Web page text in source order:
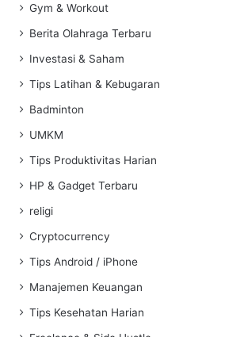
Gym & Workout
Berita Olahraga Terbaru
Investasi & Saham
Tips Latihan & Kebugaran
Badminton
UMKM
Tips Produktivitas Harian
HP & Gadget Terbaru
religi
Cryptocurrency
Tips Android / iPhone
Manajemen Keuangan
Tips Kesehatan Harian